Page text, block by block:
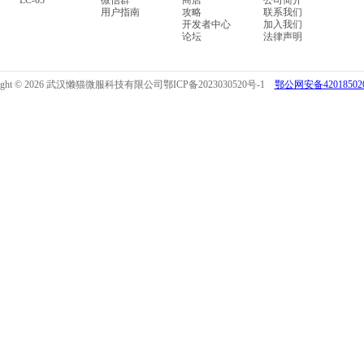
用户指南
攻略
开发者中心
论坛
联系我们
加入我们
法律声明
© 2026 武汉懒猫微服科技有限公司鄂ICP备2023030520号-1 鄂公网安备